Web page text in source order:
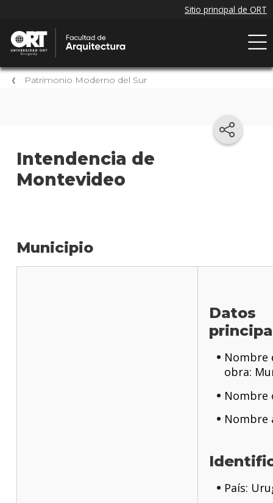
Patrimonio Moderno del Sur
Intendencia de
Montevideo
Municipio
Datos
Nombre
obra:
Nombre
Nombre
País: